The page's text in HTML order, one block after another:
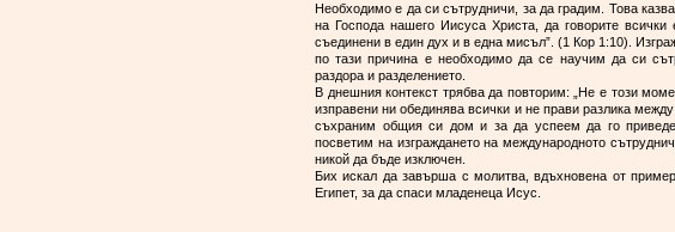
Необходимо е да си сътрудничи, за да градим. Това
на Господа нашего Иисуса Христа, да говорите
съединени в един дух и в една мисъл”. (1 Кор 1:10).
по тази причина е необходимо да се научим да си
раздора и разделението.
В днешния контекст трябва да повторим: „Не е този
изправени ни обединява всички и не прави разлика
съхраним общия си дом и за да успеем да го
посветим на изграждането на международното
никой да бъде изключен.
Бих искал да завърша с молитва, вдъхновена от
Египет, за да спаси младенеца Исус.